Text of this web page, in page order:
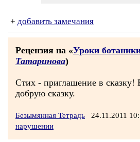
+ добавить замечания
Рецензия на «Уроки
Татаринова)
Стих - приглашение в сказку!
добрую сказку.
Безымянная Тетрадь 24.11.2011
нарушении